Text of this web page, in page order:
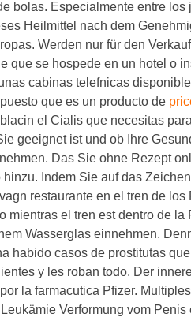
bolas. Especialmente entre los
Heilmittel nach dem
Werden nur für den
que se hospede en un hotel o
cabinas telefnicas
que es un producto de
el Cialis que necesitas
geeignet ist und ob Ihre
Das Sie ohne Rezept
hinzu. Indem Sie auf das
restaurante en el tren de los
mientras el tren est dentro de
Wasserglas einnehmen.
habido casos de prostitutas
y les roban todo. Der
la farmacutica Pfizer.
Verformung vom